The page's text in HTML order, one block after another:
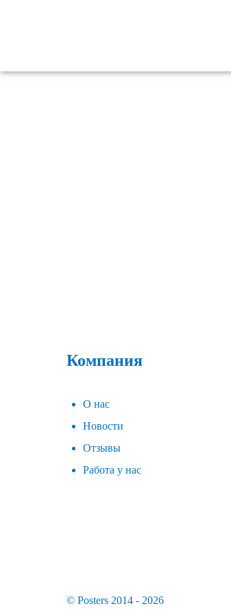
Компания
О нас
Новости
Отзывы
Работа у нас
© Posters 2014 - 2026